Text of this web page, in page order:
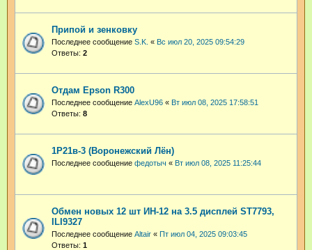
Припой и зенковку
Последнее сообщение S.K. « Вс июл 20, 2025 09:54:29
Ответы: 2
Отдам Epson R300
Последнее сообщение AlexU96 « Вт июл 08, 2025 17:58:51
Ответы: 8
1Р21в-3 (Воронежский Лён)
Последнее сообщение федотыч « Вт июл 08, 2025 11:25:44
Обмен новых 12 шт ИН-12 на 3.5 дисплей ST7793,
ILI9327
Последнее сообщение Altair « Пт июл 04, 2025 09:03:45
Ответы: 1